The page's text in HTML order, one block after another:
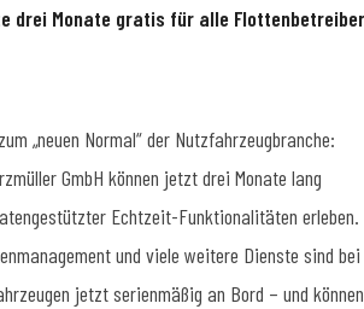
drei Monate gratis für alle Flottenbetreiber
„neuen Normal“ der Nutzfahrzeugbranche:
GmbH können jetzt drei Monate lang
Echtzeit-Funktionalitäten erleben.
und viele weitere Dienste sind bei
jetzt serienmäßig an Bord – und können